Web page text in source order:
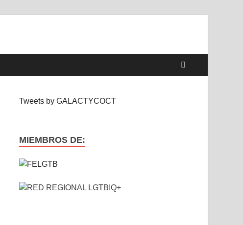
Tweets by GALACTYCOCT
MIEMBROS DE: